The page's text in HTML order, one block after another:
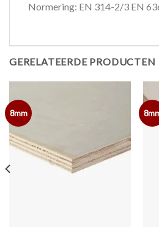
Normering: EN 314-2/3 EN
GERELATEERDE PRODUCTEN
8mm